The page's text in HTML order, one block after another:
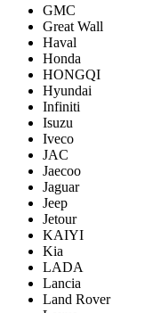
GMC
Great Wall
Haval
Honda
HONGQI
Hyundai
Infiniti
Isuzu
Iveco
JAC
Jaecoo
Jaguar
Jeep
Jetour
KAIYI
Kia
LADA
Lancia
Land Rover